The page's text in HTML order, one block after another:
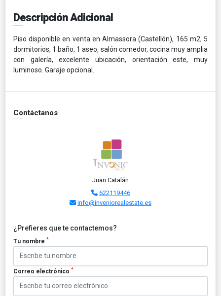
Descripción Adicional
Piso disponible en venta en Almassora (Castellón), 165 m2, 5
dormitorios, 1 baño, 1 aseo, salón comedor, cocina muy amplia
con galería, excelente ubicación, orientación este, muy
luminoso. Garaje opcional.
Contáctanos
Juan Catalán
622119446
info@inveniorealestate.es
¿Prefieres que te contactemos?
Tu nombre *
Correo electrónico *